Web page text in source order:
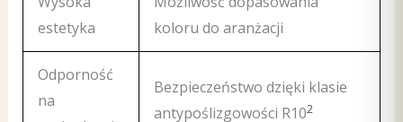
estetyka
koloru do aranżacji
Odporność
na
Bezpieczeństwo dzięki klasie
antypoślizgowości R102